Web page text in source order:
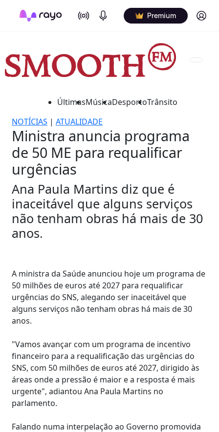
On Air Podcasts Premium Log in
ÚltimasMúsicaDesportoTrânsito
NOTÍCIAS | ATUALIDADE
Ministra anuncia programa
de 50 ME para requalificar
urgências
Ana Paula Martins diz que é
inaceitável que alguns serviços
não tenham obras há mais de 30
anos.
A ministra da Saúde anunciou hoje um programa de
50 milhões de euros até 2027 para requalificar
urgências do SNS, alegando ser inaceitável que
alguns serviços não tenham obras há mais de 30
anos.
"Vamos avançar com um programa de incentivo
financeiro para a requalificação das urgências do
SNS, com 50 milhões de euros até 2027, dirigido às
áreas onde a pressão é maior e a resposta é mais
urgente", adiantou Ana Paula Martins no
parlamento.
Falando numa interpelação ao Governo promovida